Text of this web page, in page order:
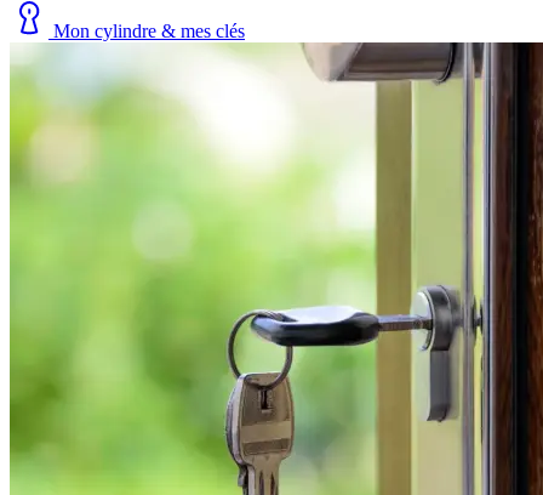
Mon cylindre & mes clés